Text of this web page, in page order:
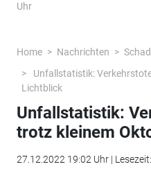
Uhr
Home Nachrichten
Unfallstatistik:
Lichtblick
Unfallstatistik:
trotz kleinem
27.12.2022 19:02 Uhr |